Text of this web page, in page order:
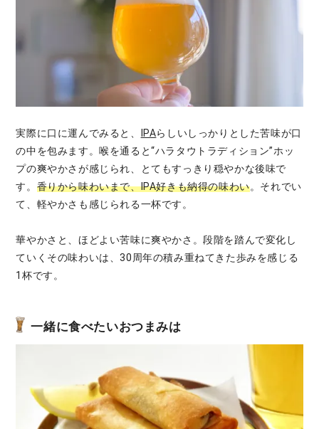
実際に口に運んでみると、 IPAらしいしっかりとした苦味が口
の中を包みます。喉を通ると“ハラタウトラディション”ホッ
プの爽やかさが感じられ、とてもすっきり穏やかな後味で
す。 香りから味わいまで、IPA好きも納得の味わい。それでい
て、軽やかさも感じられる一杯です。
華やかさと、ほどよい苦味に爽やかさ。段階を踏んで変化し
ていくその味わいは、30周年の積み重ねてきた歩みを感じる
1杯です。
一緒に食べたいおつまみは